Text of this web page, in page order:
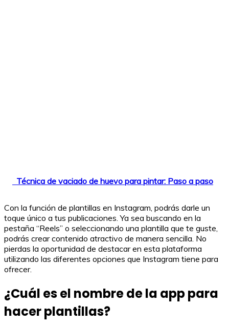
Técnica de vaciado de huevo para pintar: Paso a paso
Con la función de plantillas en Instagram, podrás darle un
toque único a tus publicaciones. Ya sea buscando en la
pestaña “Reels” o seleccionando una plantilla que te guste,
podrás crear contenido atractivo de manera sencilla. No
pierdas la oportunidad de destacar en esta plataforma
utilizando las diferentes opciones que Instagram tiene para
ofrecer.
¿Cuál es el nombre de la app para
hacer plantillas?